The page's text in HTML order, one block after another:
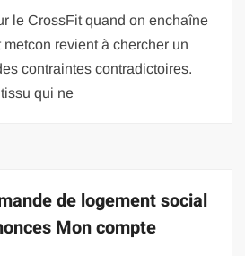
le CrossFit quand on enchaîne
revient à chercher un
contraintes contradictoires.
qui ne
de logement social
Mon compte